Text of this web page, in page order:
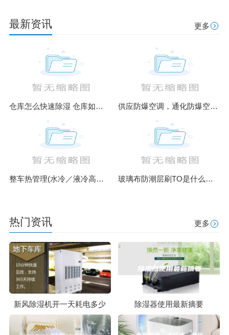
最新资讯 更多
仓库怎么快速除湿 仓库如何除湿 供应防爆空调，通化防爆空调厂家
整车热管理(水冷／液冷高低温热工运行模拟仿真测试台) 玻璃布防潮层刷TO是什么意思
热门资讯 更多
新风除湿机开一天耗电多少 除湿器使用最新摘要